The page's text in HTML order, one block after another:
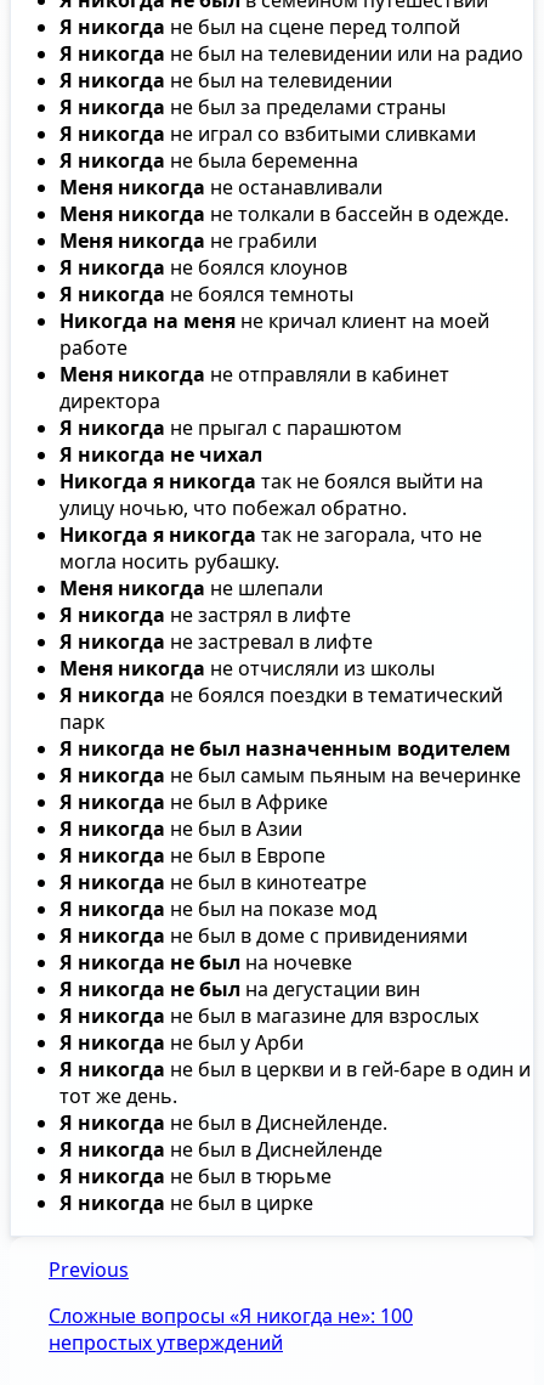
Я никогда не был на сцене перед толпой
Я никогда не был на телевидении или на радио
Я никогда не был на телевидении
Я никогда не был за пределами страны
Я никогда не играл со взбитыми сливками
Я никогда не была беременна
Меня никогда не останавливали
Меня никогда не толкали в бассейн в одежде.
Меня никогда не грабили
Я никогда не боялся клоунов
Я никогда не боялся темноты
Никогда на меня не кричал клиент на моей
работе
Меня никогда не отправляли в кабинет
директора
Я никогда не прыгал с парашютом
Я никогда не чихал
Никогда я никогда так не боялся выйти на
улицу ночью, что побежал обратно.
Никогда я никогда так не загорала, что не
могла носить рубашку.
Меня никогда не шлепали
Я никогда не застрял в лифте
Я никогда не застревал в лифте
Меня никогда не отчисляли из школы
Я никогда не боялся поездки в тематический
парк
Я никогда не был назначенным водителем
Я никогда не был самым пьяным на вечеринке
Я никогда не был в Африке
Я никогда не был в Азии
Я никогда не был в Европе
Я никогда не был в кинотеатре
Я никогда не был на показе мод
Я никогда не был в доме с привидениями
Я никогда не был на ночевке
Я никогда не был на дегустации вин
Я никогда не был в магазине для взрослых
Я никогда не был у Арби
Я никогда не был в церкви и в гей-баре в один и
тот же день.
Я никогда не был в Диснейленде.
Я никогда не был в Диснейленде
Я никогда не был в тюрьме
Я никогда не был в цирке
Previous
Сложные вопросы «Я никогда не»: 100
непростых утверждений